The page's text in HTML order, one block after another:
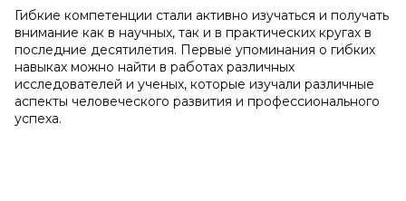
Гибкие компетенции стали активно изучаться и получать
внимание как в научных, так и в практических кругах в
последние десятилетия. Первые упоминания о гибких
навыках можно найти в работах различных
исследователей и ученых, которые изучали различные
аспекты человеческого развития и профессионального
успеха.